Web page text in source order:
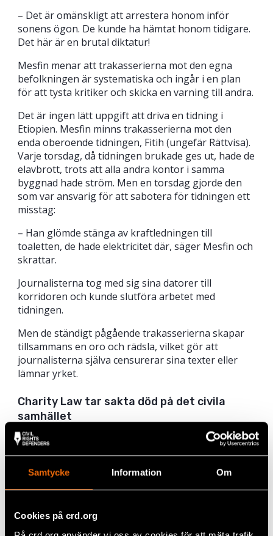
Samtycke Information Om
Cookies på crd.org
– Det är omänskligt att arrestera honom inför
sonens ögon. De kunde ha hämtat honom tidigare.
Det här är en brutal diktatur!
Mesfin menar att trakasserierna mot den egna
befolkningen är systematiska och ingår i en plan
för att tysta kritiker och skicka en varning till andra.
Det är ingen lätt uppgift att driva en tidning i
Etiopien. Mesfin minns trakasserierna mot den
enda oberoende tidningen, Fitih (ungefär Rättvisa).
Varje torsdag, då tidningen brukade ges ut, hade de
elavbrott, trots att alla andra kontor i samma
byggnad hade ström. Men en torsdag gjorde den
som var ansvarig för att sabotera för tidningen ett
misstag:
– Han glömde stänga av kraftledningen till
toaletten, de hade elektricitet där, säger Mesfin och
skrattar.
Journalisterna tog med sig sina datorer till
korridoren och kunde slutföra arbetet med
tidningen.
Men de ständigt pågående trakasserierna skapar
tillsammans en oro och rädsla, vilket gör att
journalisterna själva censurerar sina texter eller
lämnar yrket.
Charity Law tar sakta död på det civila
samhället
Regeringen har effektivt förlamat det civila
samhället i Etiopien. 2009 antogs den så kallade
varje organisation som arbetar med
rättighetsfrågor måste mobilisera minst 90 procent
förbjuder dessutom internationella organisationer
att arbeta med mänskliga rättigheter. I ett land där